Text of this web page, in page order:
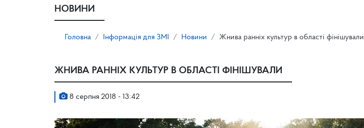
НОВИНИ
Головна Інформація для ЗМІ Новини Жнива ранніх культур в області фінішували
ЖНИВА РАННІХ КУЛЬТУР В ОБЛАСТІ ФІНІШУВАЛИ
8 серпня 2018 - 13:42